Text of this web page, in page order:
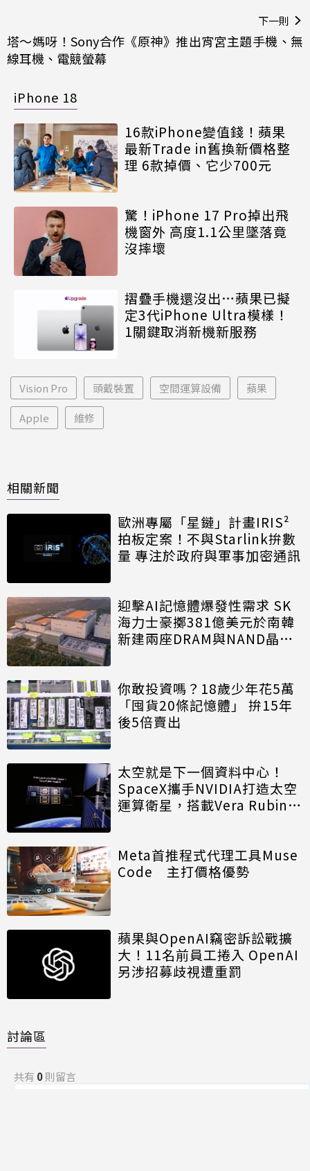
下一則
塔～媽呀！Sony合作《原神》推出宵宮主題手機、無
線耳機、電競螢幕
iPhone 18
16款iPhone變值錢！蘋果
最新Trade in舊換新價格整
理 6款掉價、它少700元
驚！iPhone 17 Pro掉出飛
機窗外 高度1.1公里墜落竟
沒摔壞
摺疊手機還沒出…蘋果已擬
定3代iPhone Ultra模樣！
1關鍵取消新機新服務
Vision Pro 頭戴裝置 空間運算設備 蘋果
Apple 維修
相關新聞
歐洲專屬「星鏈」計畫IRIS²
拍板定案！不與Starlink拚數
量 專注於政府與軍事加密通訊
迎擊AI記憶體爆發性需求 SK
海力士豪擲381億美元於南韓
新建兩座DRAM與NAND晶圓
你敢投資嗎？18歲少年花5萬
「囤貨20條記憶體」 拚15年
後5倍賣出
太空就是下一個資料中心！
SpaceX攜手NVIDIA打造太空
運算衛星，搭載Vera Rubin運
Meta首推程式代理工具Muse
Code 主打價格優勢
蘋果與OpenAI竊密訴訟戰擴
大！11名前員工捲入 OpenAI
另涉招募歧視遭重罰
討論區
共有 0則留言